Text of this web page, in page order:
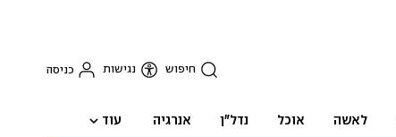
חיפוש נגישות כניסה
לאשה אוכל נדל"ן אנרגיה עוד